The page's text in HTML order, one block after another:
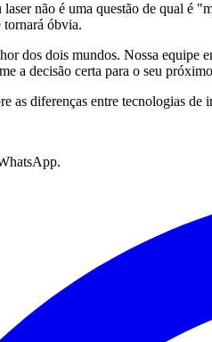
não é uma questão de qual é
óbvia.
dos dois mundos. Nossa equipe
a decisão certa para o seu
as diferenças entre tecnologias de